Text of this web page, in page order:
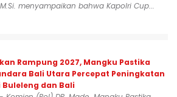
menyampaikan bahwa Kapolri Cup...
Rampung 2027, Mangku Pastika
Bali Utara Percepat Peningkatan
Buleleng dan Bali